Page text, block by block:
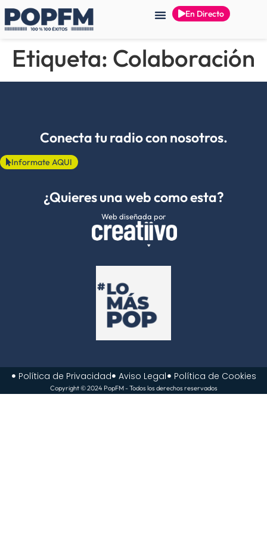
En Directo
Etiqueta: Colaboración
Conecta tu radio con nosotros.
Informate AQUI
¿Quieres una web como esta?
Web diseñada por
Política de Privacidad Aviso Legal Política de Cookies
Copyright © 2024 PopFM - Todos los derechos reservados